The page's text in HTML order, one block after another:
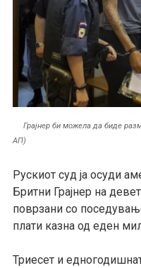
Грајнер би можела да биде
АП)
Рускиот суд ја осуди
Бритни Грајнер на
поврзани со
плати казна од еден
Триесет и